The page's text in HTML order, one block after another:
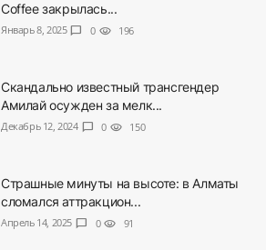
Coffee закрылась...
Январь 8, 2025 chat_bubble 0 visibility 196
Скандально известный трансгендер
Амилай осужден за мелк...
Декабрь 12, 2024 chat_bubble 0 visibility 150
Страшные минуты на высоте: в Алматы
сломался аттракцион...
Апрель 14, 2025 chat_bubble 0 visibility 91